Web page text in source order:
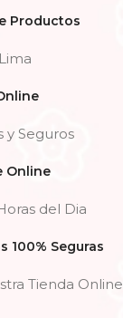
Productos
y Seguros
Online
del Dia
100% Seguras
Tienda Online